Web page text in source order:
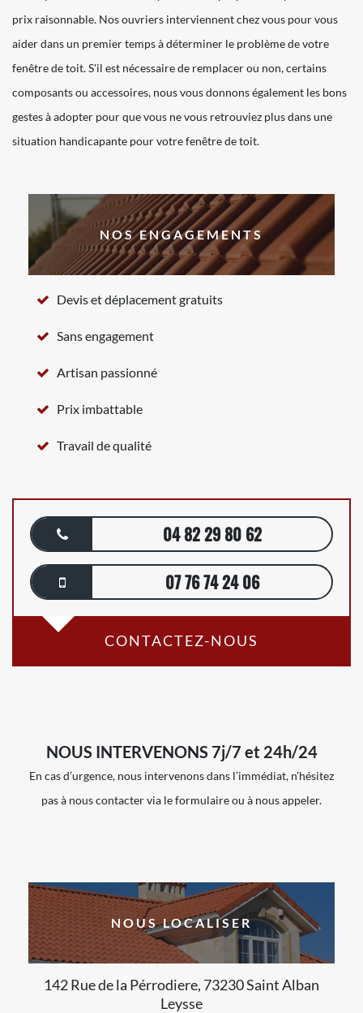
prix raisonnable. Nos ouvriers interviennent chez vous pour vous
aider dans un premier temps à déterminer le problème de votre
fenêtre de toit. S'il est nécessaire de remplacer ou non, certains
composants ou accessoires, nous vous donnons également les bons
gestes à adopter pour que vous ne vous retrouviez plus dans une
situation handicapante pour votre fenêtre de toit.
NOS ENGAGEMENTS
Devis et déplacement gratuits
Sans engagement
Artisan passionné
Prix imbattable
Travail de qualité
04 82 29 80 62
07 76 74 24 06
CONTACTEZ-NOUS
NOUS INTERVENONS 7j/7 et 24h/24
En cas d’urgence, nous intervenons dans l’immédiat, n’hésitez
pas à nous contacter via le formulaire ou à nous appeler.
NOUS LOCALISER
142 Rue de la Pérrodiere, 73230 Saint Alban
Leysse